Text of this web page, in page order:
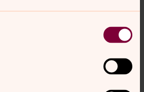
nästa del
Emma Vidén, 1893-
Ingrid Wedin som drev Vidéns